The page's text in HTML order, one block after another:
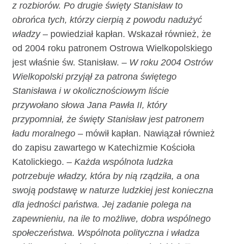
z rozbiorów. Po drugie święty Stanisław to
obrońca tych, którzy cierpią z powodu nadużyć
władzy– powiedział kapłan. Wskazał również, że
od 2004 roku patronem Ostrowa Wielkopolskiego
jest właśnie św. Stanisław. – W roku 2004 Ostrów
Wielkopolski przyjął za patrona świętego
Stanisława i w okolicznościowym liście
przywołano słowa Jana Pawła II, który
przypomniał, że święty Stanisław jest patronem
ładu moralnego – mówił kapłan. Nawiązał również
do zapisu zawartego w Katechizmie Kościoła
Katolickiego. – Każda wspólnota ludzka
potrzebuje władzy, która by nią rządziła, a ona
swoją podstawę w naturze ludzkiej jest konieczna
dla jedności państwa. Jej zadanie polega na
zapewnieniu, na ile to możliwe, dobra wspólnego
społeczeństwa. Wspólnota polityczna i władza